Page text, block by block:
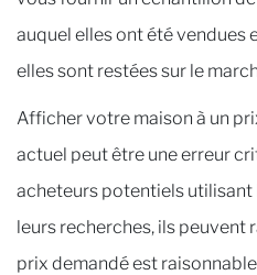
auquel elles ont été vendues
elles sont restées sur le
Afficher votre maison à un
actuel peut être une erreur
acheteurs potentiels
leurs recherches, ils peuvent
prix demandé est